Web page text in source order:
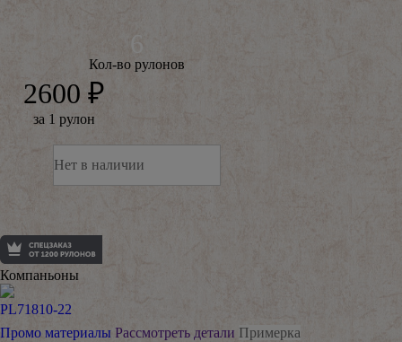
Кол-во рулонов
2600 ₽
за 1 рулон
Нет в наличии
Компаньоны
PL71810-22
Промо материалы Рассмотреть детали Примерка